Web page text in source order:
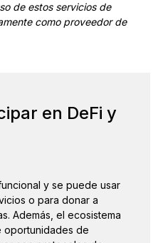
de estos servicios de
como proveedor de
en DeFi y
y se puede usar
o para donar a
Además, el ecosistema
de